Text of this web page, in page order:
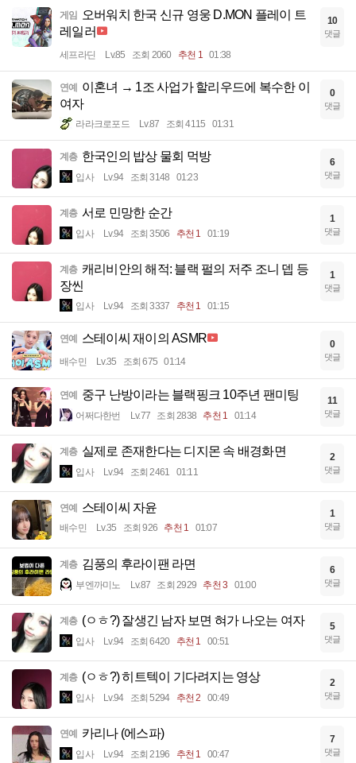
게임
오버워치 한국 신규 영웅 D.MON 플레이 트
레일러
세프라딘 Lv.85 조회 2060 추천 1 01:38
10
댓글
연예
이혼녀 → 1조 사업가 할리우드에 복수한 이
여자
라라크로포드 Lv.87 조회 4115 01:31
0
댓글
계층 한국인의 밥상 물회 먹방
입사 Lv.94 조회 3148 01:23
6
댓글
계층 서로 민망한 순간
입사 Lv.94 조회 3506 추천 1 01:19
1
댓글
계층 캐리비안의 해적: 블랙 펄의 저주 조니 뎁 등
장씬
입사 Lv.94 조회 3337 추천 1 01:15
1
댓글
연예 스테이씨 재이의 ASMR
배수민 Lv.35 조회 675 01:14
0
댓글
연예 중구 난방이라는 블랙핑크 10주년 팬미팅
어쩌다한번 Lv.77 조회 2838 추천 1 01:14
11
댓글
계층 실제로 존재한다는 디지몬 속 배경화면
입사 Lv.94 조회 2461 01:11
2
댓글
연예 스테이씨 자윤
배수민 Lv.35 조회 926 추천 1 01:07
1
댓글
계층 김풍의 후라이팬 라면
부엔까미노 Lv.87 조회 2929 추천 3 01:00
6
댓글
계층 (ㅇㅎ?) 잘생긴 남자 보면 혀가 나오는 여자
입사 Lv.94 조회 6420 추천 1 00:51
5
댓글
계층 (ㅇㅎ?) 히트텍이 기다려지는 영상
입사 Lv.94 조회 5294 추천 2 00:49
2
댓글
연예 카리나 (에스파)
입사 Lv.94 조회 2196 추천 1 00:47
7
댓글